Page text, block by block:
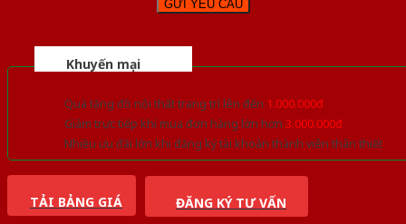
Khuyến mại
Quà tặng đồ nội thất trang trí lên đến 1.000.000đ
Giảm trực tiếp khi mua đơn hàng lớn hơn 3.000.000đ
Nhiều ưu đãi lớn khi đăng ký tài khoản thành viên thân thiết
TẢI BẢNG GIÁ ĐĂNG KÝ TƯ VẤN